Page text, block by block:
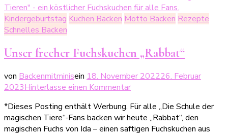
Kindergeburtstag Kuchen Backen Motto Backen Rezepte
Schnelles Backen
Unser frecher Fuchskuchen „Rabbat“
von Backenmitminisein 18. November 202226. Februar
2023Hinterlasse einen Kommentarzu
frecher
Fuchskuchen
„Rabbat“
*Dieses Posting enthält Werbung. Für alle „Die Schule der
magischen Tiere“-Fans backen wir heute „Rabbat“, den
magischen Fuchs von Ida – einen saftigen Fuchskuchen aus